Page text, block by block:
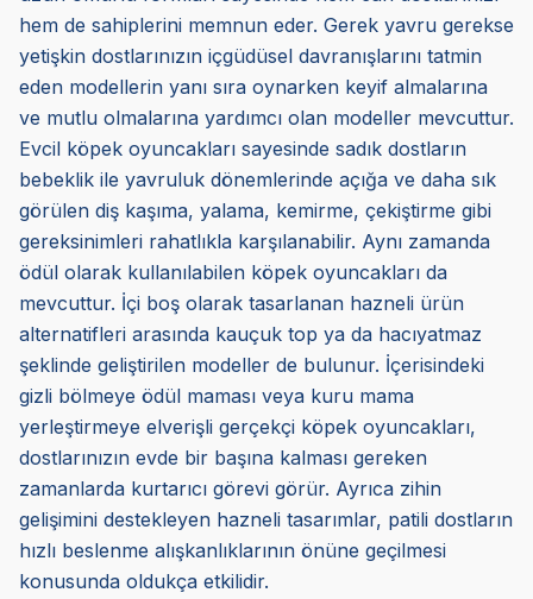
hem de sahiplerini memnun eder. Gerek yavru gerekse
yetişkin dostlarınızın içgüdüsel davranışlarını tatmin
eden modellerin yanı sıra oynarken keyif almalarına
ve mutlu olmalarına yardımcı olan modeller mevcuttur.
Evcil köpek oyuncakları sayesinde sadık dostların
bebeklik ile yavruluk dönemlerinde açığa ve daha sık
görülen diş kaşıma, yalama, kemirme, çekiştirme gibi
gereksinimleri rahatlıkla karşılanabilir. Aynı zamanda
ödül olarak kullanılabilen köpek oyuncakları da
mevcuttur. İçi boş olarak tasarlanan hazneli ürün
alternatifleri arasında kauçuk top ya da hacıyatmaz
şeklinde geliştirilen modeller de bulunur. İçerisindeki
gizli bölmeye ödül maması veya kuru mama
yerleştirmeye elverişli gerçekçi köpek oyuncakları,
dostlarınızın evde bir başına kalması gereken
zamanlarda kurtarıcı görevi görür. Ayrıca zihin
gelişimini destekleyen hazneli tasarımlar, patili dostların
hızlı beslenme alışkanlıklarının önüne geçilmesi
konusunda oldukça etkilidir.